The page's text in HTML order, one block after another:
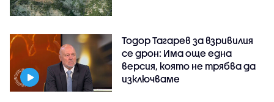
Тодор Тагарев за взривилия
се дрон: Има още една
версия, която не трябва да
изключваме